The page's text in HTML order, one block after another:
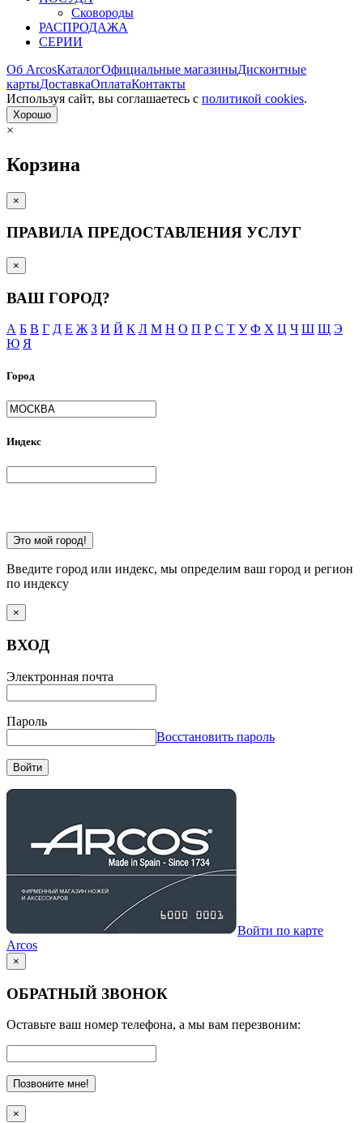
Сковороды
РАСПРОДАЖА
СЕРИИ
Об ArcosКаталогОфициальные магазиныДисконтные
картыДоставкаОплатаКонтакты
Используя сайт, вы согла­шаетесь с политикой cookies.
Хорошо
×
Корзина
×
ПРАВИЛА ПРЕДОСТАВЛЕНИЯ УСЛУГ
×
ВАШ ГОРОД?
А Б В Г Д Е Ж З И Й К Л М Н О П Р С Т У Ф Х Ц Ч Ш Щ Э
Ю Я
Город
Индекс
Это мой город!
Введите город или индекс, мы определим ваш город и регион
по индексу
×
ВХОД
Электронная почта
Пароль
Восстановить пароль
Войти
Войти по карте
Arcos
×
ОБРАТНЫЙ ЗВОНОК
Оставьте ваш номер телефона, а мы вам перезвоним:
Позвоните мне!
×